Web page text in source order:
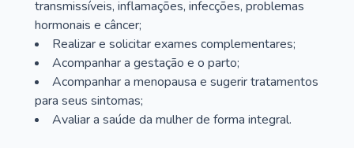
transmissíveis, inflamações, infecções, problemas
hormonais e câncer;
Realizar e solicitar exames complementares;
Acompanhar a gestação e o parto;
Acompanhar a menopausa e sugerir tratamentos
para seus sintomas;
Avaliar a saúde da mulher de forma integral.